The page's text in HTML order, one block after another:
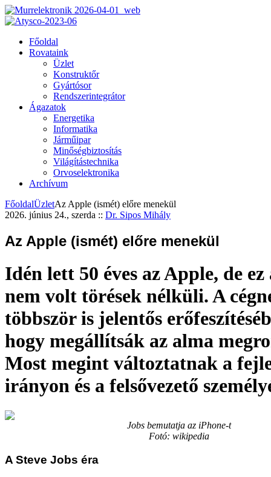
Főoldal
Rovataink
Üzlet
Konstruktőr
Gyártósor
Rendszerintegrátor
Ágazatok
Energetika
Informatika
Járműipar
Minőségbiztosítás
Világítástechnika
Orvoselektronika
Archívum
FőoldalÜzletAz Apple (ismét) előre menekül
2026. június 24., szerda :: Dr. Sipos Mihály
Az Apple (ismét) előre menekül
Idén lett 50 éves az Apple, de
nem volt törések nélküli. A
többször is jelentős
hogy megállítsák az alma
Most megint változtatnak a
irányon és a felsővezető
Jobs bemutatja az iPhone-t
Fotó: wikipedia
A Steve Jobs éra